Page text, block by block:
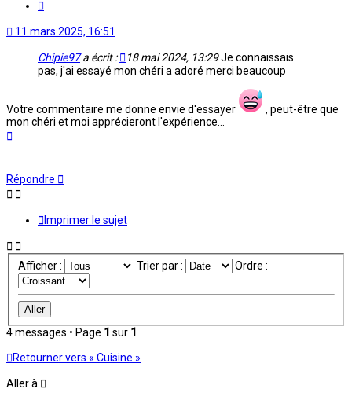
11 mars 2025, 16:51
Chipie97a écrit : 18 mai 2024, 13:29Je connaissais
pas, j'ai essayé mon chéri a adoré merci beaucoup
Votre commentaire me donne envie d'essayer
, peut-être que
mon chéri et moi apprécieront l'expérience...
Répondre
Imprimer le sujet
Afficher : Trier par : Ordre :
4 messages • Page 1 sur 1
Retourner vers « Cuisine »
Aller à